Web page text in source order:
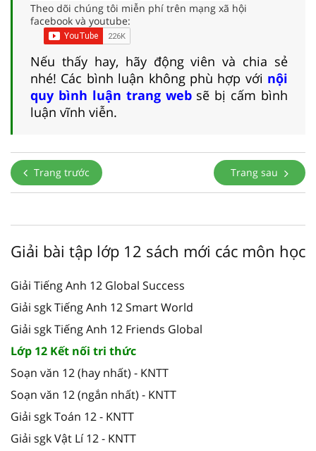
Theo dõi chúng tôi miễn phí trên mạng xã hội
facebook và youtube:
Nếu thấy hay, hãy động viên và chia sẻ
nhé! Các bình luận không phù hợp với nội
quy bình luận trang websẽ bị cấm bình
luận vĩnh viễn.
Trang trước Trang sau
Giải bài tập lớp 12 sách mới các môn học
Giải Tiếng Anh 12 Global Success
Giải sgk Tiếng Anh 12 Smart World
Giải sgk Tiếng Anh 12 Friends Global
Lớp 12 Kết nối tri thức
Soạn văn 12 (hay nhất) - KNTT
Soạn văn 12 (ngắn nhất) - KNTT
Giải sgk Toán 12 - KNTT
Giải sgk Vật Lí 12 - KNTT